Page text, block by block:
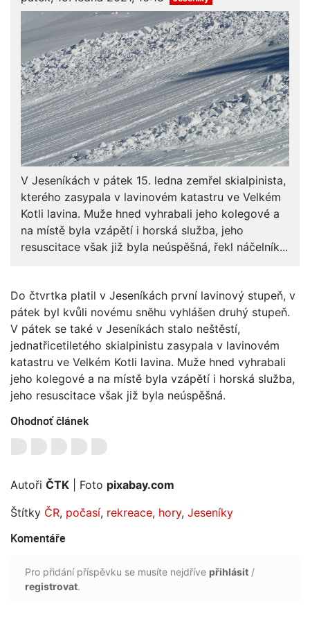
V Jeseníkách v pátek 15. ledna zemřel skialpinista,
kterého zasypala v lavinovém katastru ve Velkém
Kotli lavina. Muže hned vyhrabali jeho kolegové a
na místě byla vzápětí i horská služba, jeho
resuscitace však již byla neúspěšná, řekl náčelník...
Do čtvrtka platil v Jeseníkách první lavinový stupeň, v
pátek byl kvůli novému sněhu vyhlášen druhý stupeň.
V pátek se také v Jeseníkách stalo neštěstí,
jednatřicetiletého skialpinistu zasypala v lavinovém
katastru ve Velkém Kotli lavina. Muže hned vyhrabali
jeho kolegové a na místě byla vzápětí i horská služba,
jeho resuscitace však již byla neúspěšná.
Ohodnoť článek
Autoři ČTK | Foto pixabay.com
Štítky ČR, počasí, rekreace, hory, Jeseníky
Komentáře
Pro přidání příspěvku se musíte nejdříve přihlásit /
registrovat.